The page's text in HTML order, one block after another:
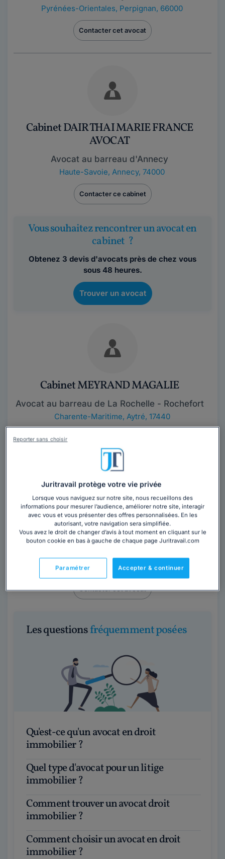
Pyrénées-Orientales, Perpignan, 66000
Contacter cet avocat
Cabinet DAIR THAI MARIE FRANCE
AVOCAT
Avocat au barreau d'Annecy
Haute-Savoie, Annecy, 74000
Contacter ce cabinet
Vous souhaitez rencontrer un avocat en
cabinet ?
Obtenez 3 devis d'avocats près de chez vous
sous 48 heures.
Trouver un avocat
Cabinet MEYRAND MAGALIE
Avocat au barreau de La Rochelle - Rochefort
Charente-Maritime, Aytré, 17440
Maître Anne TAIBI-HOVSEPIAN
Bouches-du-Rhône ,Marseille, 13000
Contacter cet avocat
Les questionsfréquemment posées
Qu'est-ce qu'un avocat en droit
immobilier ?
Quel type d'avocat pour un litige
immobilier ?
Comment trouver un avocat droit
immobilier ?
Comment choisir un avocat en droit
immobilier ?
Juritravail protège votre vie privée
Lorsque vous naviguez sur notre site, nous recueillons des
informations pour mesurer l’audience, améliorer notre site, interagir
avec vous et vous présenter des offres personnalisées. En les
autorisant, votre navigation sera simplifiée.
Vous avez le droit de changer d’avis à tout moment en cliquant sur le
bouton cookie en bas à gauche de chaque page Juritravail.com
Accepter & continuer
Paramétrer
Reporter sans choisir